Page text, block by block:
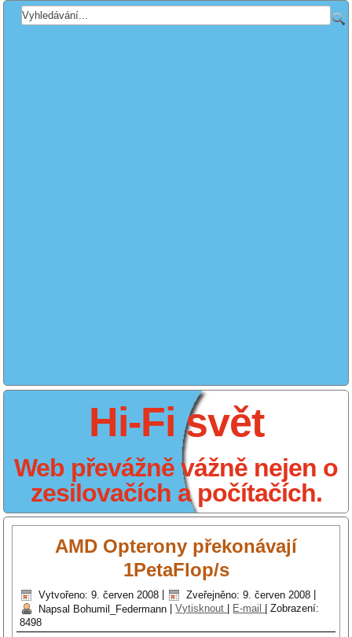
Hi-Fi svět
Web převážně vážně nejen o
zesilovačích a počítačích.
AMD Opterony překonávají
1PetaFlop/s
Vytvořeno: 9. červen 2008 Zveřejněno: 9. červen 2008
Napsal Bohumil_Federmann |Vytisknout E-mail |Zobrazení:
8498